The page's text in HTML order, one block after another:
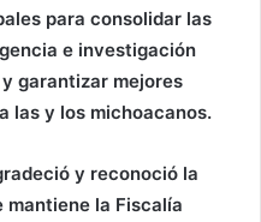
para consolidar las
e investigación
garantizar mejores
las y los michoacanos.
y reconoció la
la Fiscalía